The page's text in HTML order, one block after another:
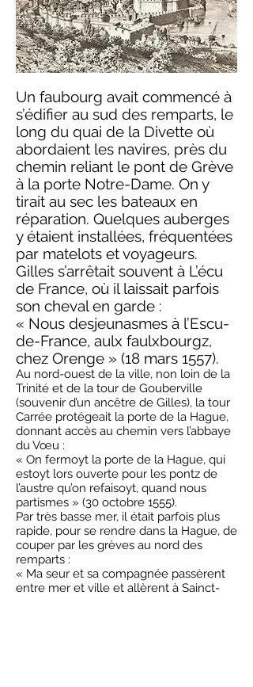
Un faubourg avait commencé à
s’édifier au sud des remparts, le
long du quai de la Divette où
abordaient les navires, près du
chemin reliant le pont de Grève
à la porte Notre-Dame. On y
tirait au sec les bateaux en
réparation. Quelques auberges
y étaient installées, fréquentées
par matelots et voyageurs.
Gilles s’arrêtait souvent à L’écu
de France, où il laissait parfois
son cheval en garde :
« Nous desjeunasmes à l’Escu-
de-France, aulx faulxbourgz,
chez Orenge » (18 mars 1557).
Au nord-ouest de la ville, non loin de la
Trinité et de la tour de Gouberville
(souvenir d’un ancêtre de Gilles), la tour
Carrée protégeait la porte de la Hague,
donnant accès au chemin vers l’abbaye
du Vœu :
« On fermoyt la porte de la Hague, qui
estoyt lors ouverte pour les pontz de
l’austre qu’on refaisoyt, quand nous
partismes » (30 octobre 1555).
Par très basse mer, il était parfois plus
rapide, pour se rendre dans la Hague, de
couper par les grèves au nord des
remparts :
« Ma seur et sa compagnée passèrent
entre mer et ville et allèrent à Sainct-